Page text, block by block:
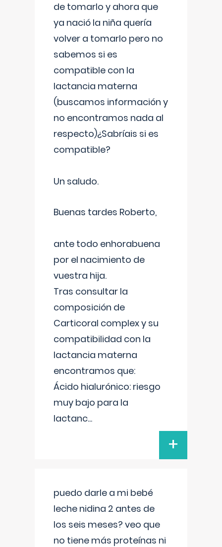
de tomarlo y ahora que
ya nació la niña quería
volver a tomarlo pero no
sabemos si es
compatible con la
lactancia materna
(buscamos información y
no encontramos nada al
respecto)¿Sabríais si es
compatible?
Un saludo.
Buenas tardes Roberto,
ante todo enhorabuena
por el nacimiento de
vuestra hija.
Tras consultar la
composición de
Carticoral complex y su
compatibilidad con la
lactancia materna
encontramos que:
Ácido hialurónico: riesgo
muy bajo para la
lactanc...
+
puedo darle a mi bebé
leche nidina 2 antes de
los seis meses? veo que
no tiene más proteínas ni